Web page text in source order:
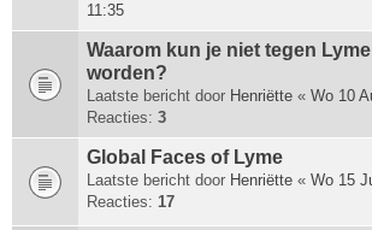
11:35
Waarom kun je niet tegen
worden?
Laatste bericht door Henriëtte « Wo 10
Reacties: 3
Global Faces of Lyme
Laatste bericht door Henriëtte « Wo 15
Reacties: 17